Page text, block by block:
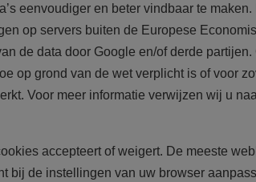
eenvoudiger en beter vindbaar te
op servers buiten de Europese
de data door Google en/of derde
op grond van de wet verplicht is of voor
Voor meer informatie verwijzen wij u
accepteert of weigert. De meeste
bij de instellingen van uw browser